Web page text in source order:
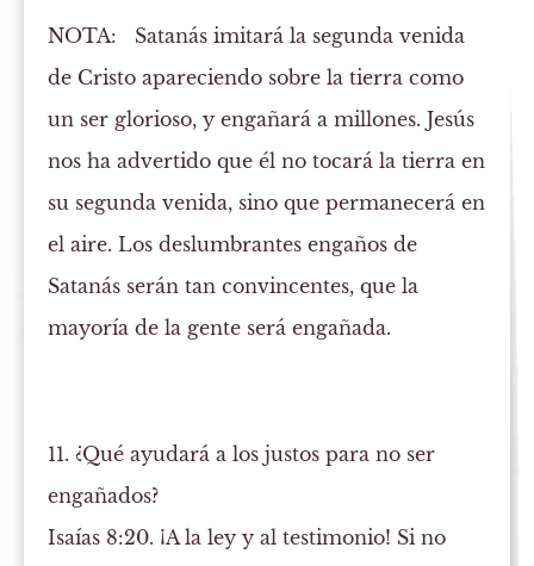
NOTA: Satanás imitará la segunda venida
de Cristo apareciendo sobre la tierra como
un ser glorioso, y engañará a millones. Jesús
nos ha advertido que él no tocará la tierra en
su segunda venida, sino que permanecerá en
el aire. Los deslumbrantes engaños de
Satanás serán tan convincentes, que la
mayoría de la gente será engañada.
11. ¿Qué ayudará a los justos para no ser
engañados?
Isaías 8:20. ¡A la ley y al testimonio! Si no